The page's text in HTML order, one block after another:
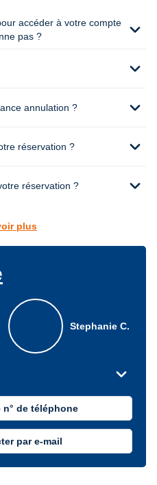
accéder à votre compte
pas ?
expand_more
expand_more
annulation ? expand_more
réservation ? expand_more
réservation ? expand_more
plus
Stephanie C.
expand_more
de téléphone
par e-mail